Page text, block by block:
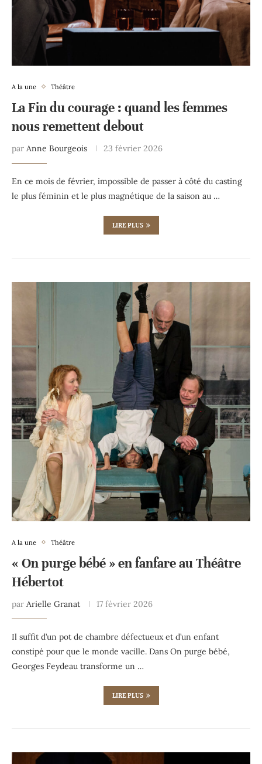
A la une Théâtre
La Fin du courage : quand les femmes
nous remettent debout
par Anne Bourgeois 23 février 2026
En ce mois de février, impossible de passer à côté du casting
le plus féminin et le plus magnétique de la saison au …
LIRE PLUS
A la une Théâtre
« On purge bébé » en fanfare au Théâtre
Hébertot
par Arielle Granat 17 février 2026
Il suffit d’un pot de chambre défectueux et d’un enfant
constipé pour que le monde vacille. Dans On purge bébé,
Georges Feydeau transforme un …
LIRE PLUS